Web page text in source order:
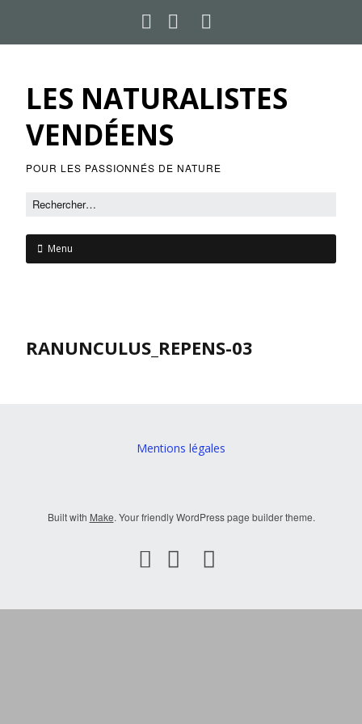
LES NATURALISTES
VENDÉENS
POUR LES PASSIONNÉS DE NATURE
Menu
RANUNCULUS_REPENS-03
Mentions légales
Built with Make. Your friendly WordPress page builder theme.